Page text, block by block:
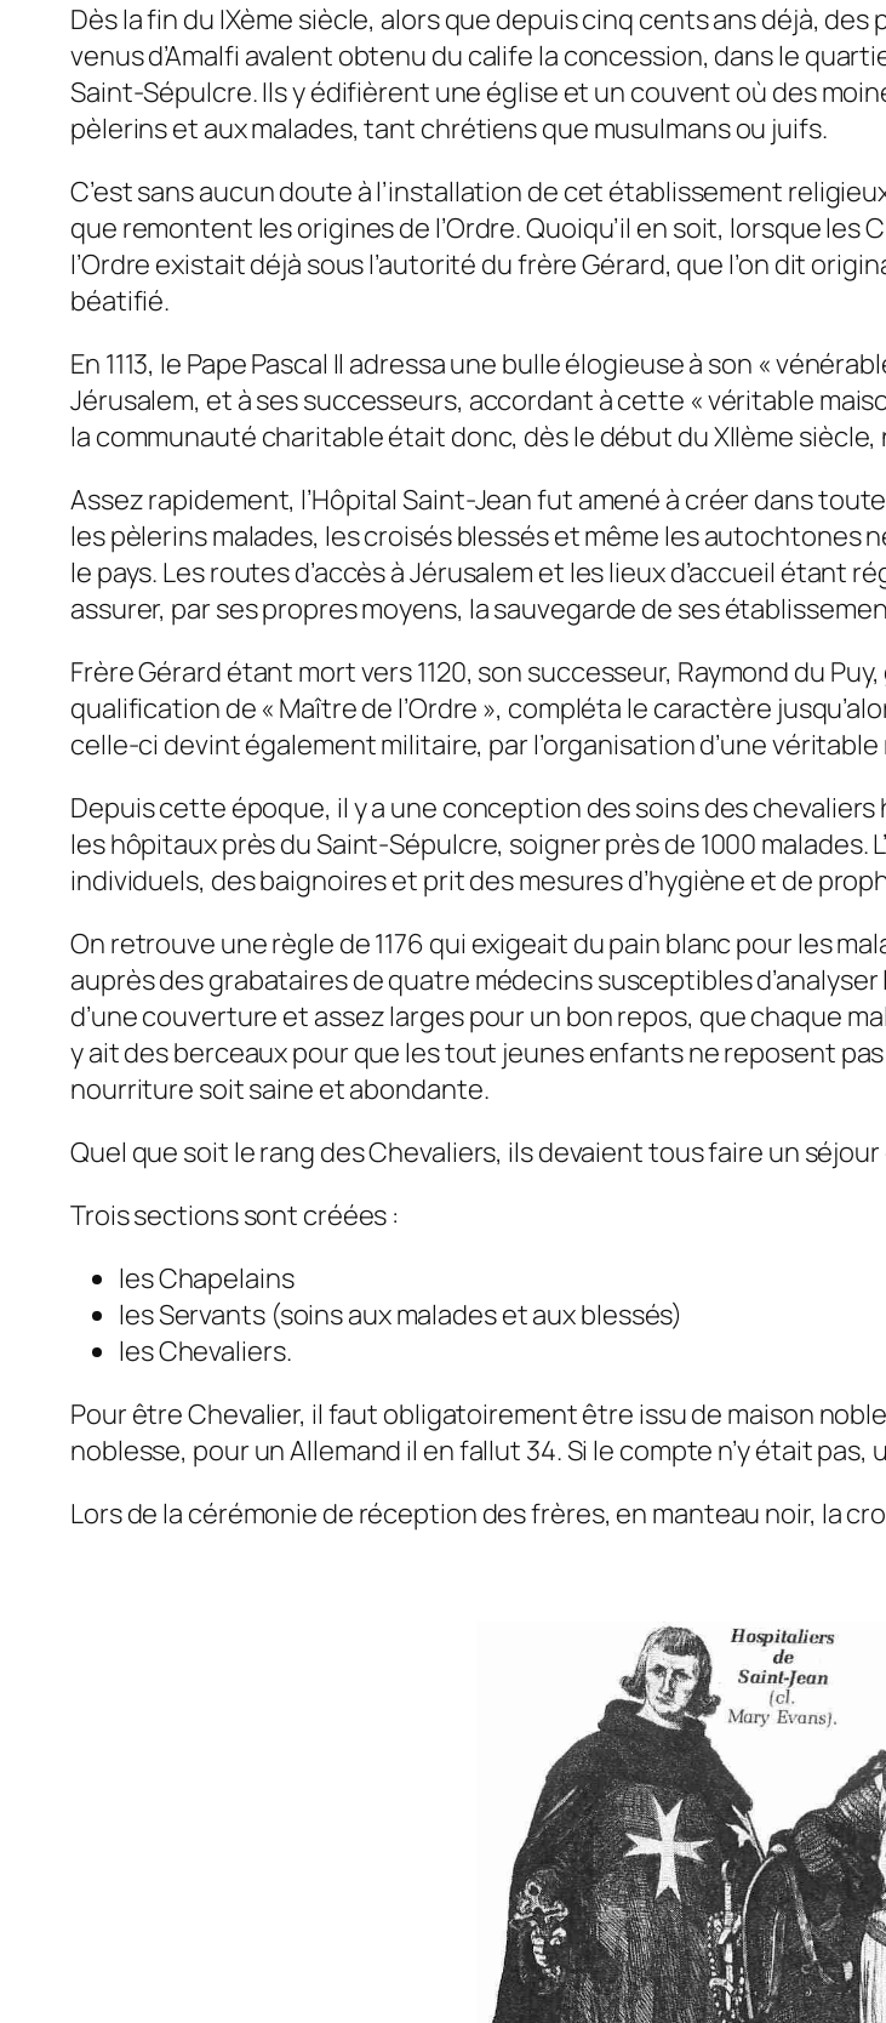
Dès la fin du IXème siècle, alors que depuis cinq cents ans déjà,
venus d’Amalfi avalent obtenu du calife la concession, dans le
Saint-Sépulcre. Ils y édifièrent une église et un couvent où des
pèlerins et aux malades, tant chrétiens que musulmans ou juifs.
C’est sans aucun doute à l’installation de cet établissement
que remontent les origines de l’Ordre. Quoiqu’il en soit, lorsque
l’Ordre existait déjà sous l’autorité du frère Gérard, que l’on dit
béatifié.
En 1113, le Pape Pascal Il adressa une bulle élogieuse à son «
Jérusalem, et à ses successeurs, accordant à cette « véritable
la communauté charitable était donc, dès le début du XIIème
Assez rapidement, l’Hôpital Saint-Jean fut amené à créer dans
les pèlerins malades, les croisés blessés et même les autochtones
le pays. Les routes d’accès à Jérusalem et les lieux d’accueil
assurer, par ses propres moyens, la sauvegarde de ses
Frère Gérard étant mort vers 1120, son successeur, Raymond du
qualification de « Maître de l’Ordre », compléta le caractère
celle-ci devint également militaire, par l’organisation d’une
Depuis cette époque, il y a une conception des soins des
les hôpitaux près du Saint-Sépulcre, soigner près de 1000
individuels, des baignoires et prit des mesures d’hygiène et de
On retrouve une règle de 1176 qui exigeait du pain blanc pour les
auprès des grabataires de quatre médecins susceptibles
d’une couverture et assez larges pour un bon repos, que chaque
y ait des berceaux pour que les tout jeunes enfants ne reposent
nourriture soit saine et abondante.
Quel que soit le rang des Chevaliers, ils devaient tous faire un
Trois sections sont créées :
les Chapelains
les Servants (soins aux malades et aux blessés)
les Chevaliers.
Pour être Chevalier, il faut obligatoirement être issu de maison
noblesse, pour un Allemand il en fallut 34. Si le compte n’y était
Lors de la cérémonie de réception des frères, en manteau noir, la